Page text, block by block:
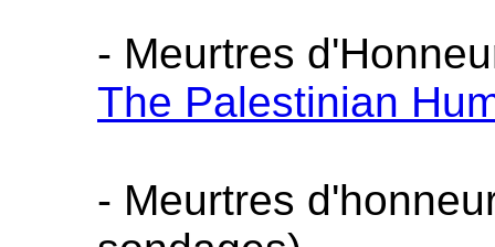
- Meurtres
The Palestinian
- Meurtres